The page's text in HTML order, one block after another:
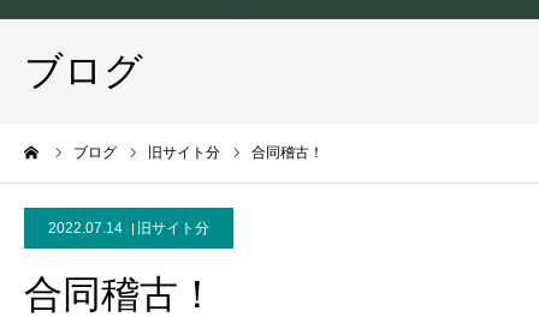
ブログ
ブログ 旧サイト分 合同稽古！
2022.07.14 旧サイト分
合同稽古！